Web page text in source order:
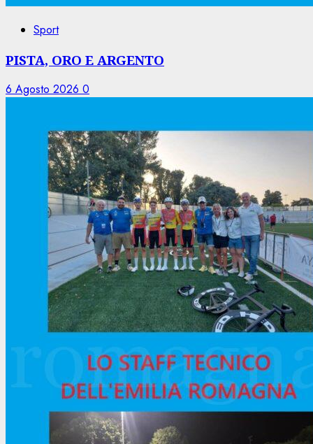
Sport
PISTA, ORO E ARGENTO
6 Agosto 2026 0